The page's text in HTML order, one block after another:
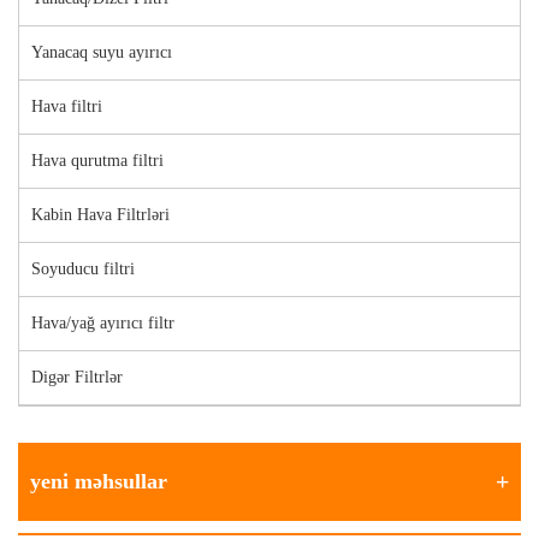
Hava əyləc sistemləri.
Yanacaq suyu ayırıcı
Hava filtri
Hava qurutma filtri
Kabin Hava Filtrləri
Soyuducu filtri
Hava/yağ ayırıcı filtr
Digər Filtrlər
yeni məhsullar